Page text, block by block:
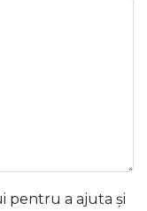
pentru a ajuta și